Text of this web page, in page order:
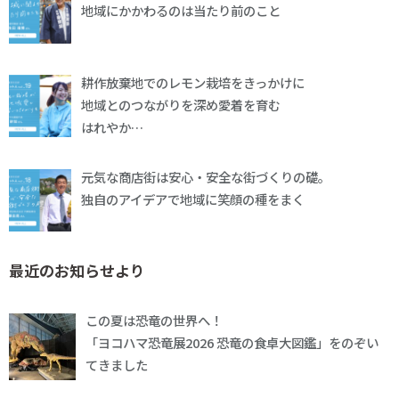
地域にかかわるのは当たり前のこと
耕作放棄地でのレモン栽培をきっかけに
地域とのつながりを深め愛着を育む
はれやか…
元気な商店街は安心・安全な街づくりの礎。
独自のアイデアで地域に笑顔の種をまく
最近のお知らせより
この夏は恐竜の世界へ！
「ヨコハマ恐竜展2026 恐竜の食卓大図鑑」をのぞい
てきました